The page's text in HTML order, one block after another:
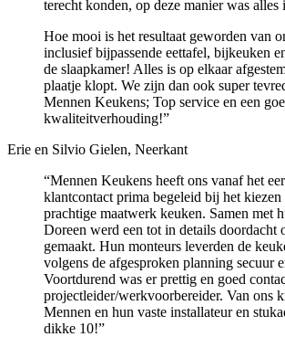
terecht konden, op deze manier was alles
Hoe mooi is het resultaat geworden van
inclusief bijpassende eettafel, bijkeuken
de slaapkamer! Alles is op elkaar
plaatje klopt. We zijn dan ook super
Mennen Keukens; Top service en een
kwaliteitverhouding!”
Erie en Silvio Gielen, Neerkant
“Mennen Keukens heeft ons vanaf het
klantcontact prima begeleid bij het kiezen
prachtige maatwerk keuken. Samen met
Doreen werd een tot in details doordacht
gemaakt. Hun monteurs leverden de
volgens de afgesproken planning secuur
Voortdurend was er prettig en goed
projectleider/werkvoorbereider. Van ons
Mennen en hun vaste installateur en
dikke 10!”